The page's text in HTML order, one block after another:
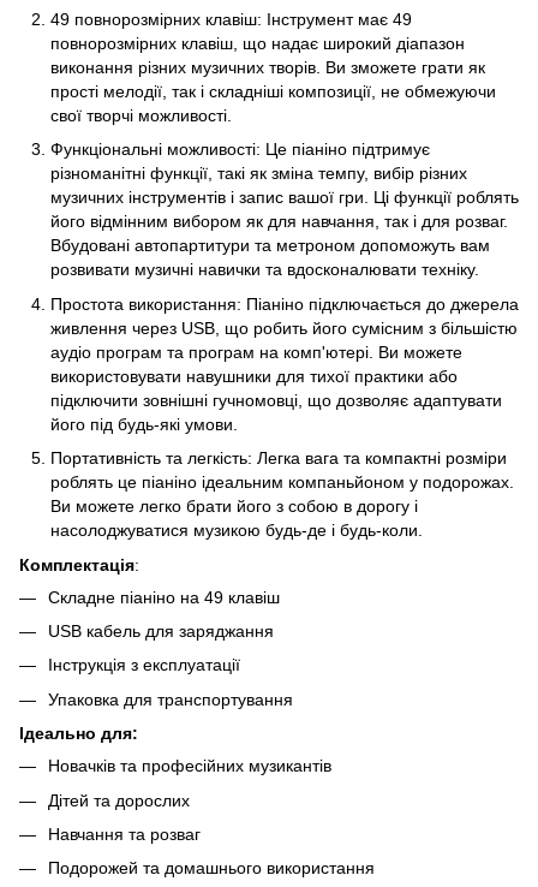
49 повнорозмірних клавіш: Інструмент має 49
повнорозмірних клавіш, що надає широкий діапазон
виконання різних музичних творів. Ви зможете грати як
прості мелодії, так і складніші композиції, не обмежуючи
свої творчі можливості.
Функціональні можливості: Це піаніно підтримує
різноманітні функції, такі як зміна темпу, вибір різних
музичних інструментів і запис вашої гри. Ці функції роблять
його відмінним вибором як для навчання, так і для розваг.
Вбудовані автопартитури та метроном допоможуть вам
розвивати музичні навички та вдосконалювати техніку.
Простота використання: Піаніно підключається до джерела
живлення через USB, що робить його сумісним з більшістю
аудіо програм та програм на комп'ютері. Ви можете
використовувати навушники для тихої практики або
підключити зовнішні гучномовці, що дозволяє адаптувати
його під будь-які умови.
Портативність та легкість: Легка вага та компактні розміри
роблять це піаніно ідеальним компаньйоном у подорожах.
Ви можете легко брати його з собою в дорогу і
насолоджуватися музикою будь-де і будь-коли.
Комплектація:
Складне піаніно на 49 клавіш
USB кабель для заряджання
Інструкція з експлуатації
Упаковка для транспортування
Ідеально для:
Новачків та професійних музикантів
Дітей та дорослих
Навчання та розваг
Подорожей та домашнього використання